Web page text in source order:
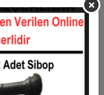
5.063,00 TL
5.146,00 TL
Toplam Tutar